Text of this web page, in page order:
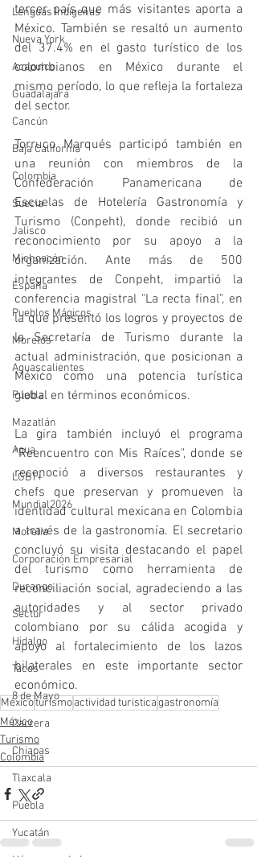
Lenguas Indígenas
Nueva York
Acapulco
Guadalajara
Cancún
Baja California
Colombia
Suecia
Jalisco
Michoacán
España
Pueblos Mágicos
Morelos
Aguascalientes
Puebla
Mazatlán
Agua
LGBT+
Mundial2026
Morelia
Corporación Empresarial
Durango
Sectur
Hidalgo
Tacos
8 de Mayo
Carrera
Chiapas
Tlaxcala
Puebla
Yucatán
tercer país que más visitantes aporta a
México. También se resaltó un aumento
del 37.4% en el gasto turístico de los
colombianos en México durante el
mismo período, lo que refleja la fortaleza
del sector.
Torruco Marqués participó también en
una reunión con miembros de la
Confederación Panamericana de
Escuelas de Hotelería Gastronomía y
Turismo (Conpeht), donde recibió un
reconocimiento por su apoyo a la
organización. Ante más de 500
integrantes de Conpeht, impartió la
conferencia magistral "La recta final", en
la que presentó los logros y proyectos de
la Secretaría de Turismo durante la
actual administración, que posicionan a
México como una potencia turística
global en términos económicos.
La gira también incluyó el programa
"Reencuentro con Mis Raíces", donde se
reconoció a diversos restaurantes y
chefs que preservan y promueven la
identidad cultural mexicana en Colombia
a través de la gastronomía. El secretario
concluyó su visita destacando el papel
del turismo como herramienta de
reconciliación social, agradeciendo a las
autoridades y al sector privado
colombiano por su cálida acogida y
apoyo al fortalecimiento de los lazos
bilaterales en este importante sector
económico.
Méxicoturismoactividad turisticagastronomía
México
Turismo
Colombia